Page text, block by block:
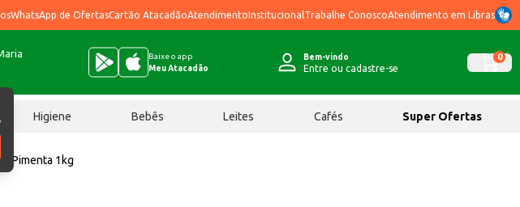
WhatsApp de OfertasCartão AtacadãoAtendimentoInstitucional Trabalhe ConoscoAtendimento em Libras
Baixe o app
Meu Atacadão
Bem-vindo
Entre ou cadastre-se
0
Higiene Bebês Leites Cafés Super Ofertas
Pimenta 1kg